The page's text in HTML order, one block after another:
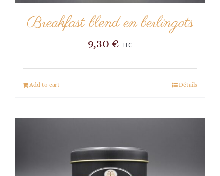
Breakfast blend en berlingots
9,30 € TTC
Add to cart Détails